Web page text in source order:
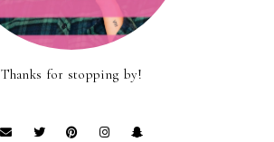
Thanks for stopping by!